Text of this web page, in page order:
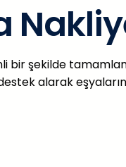
bir şekilde
alarak